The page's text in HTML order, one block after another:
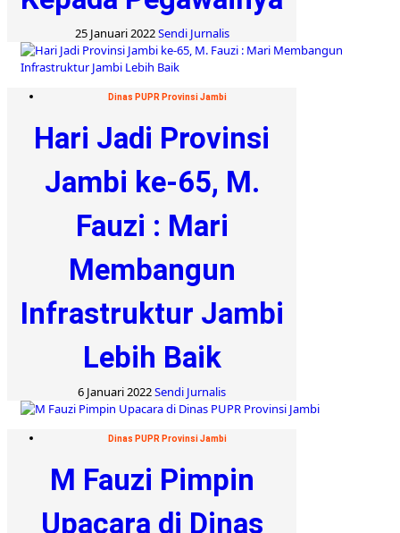
25 Januari 2022Sendi Jurnalis
Dinas PUPR Provinsi Jambi
Hari Jadi Provinsi
Jambi ke-65, M.
Fauzi : Mari
Membangun
Infrastruktur Jambi
Lebih Baik
6 Januari 2022Sendi Jurnalis
Dinas PUPR Provinsi Jambi
M Fauzi Pimpin
Upacara di Dinas